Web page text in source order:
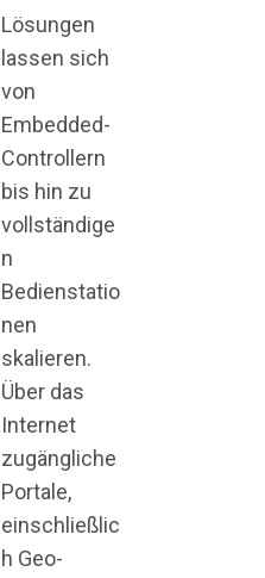
Lösungen
lassen sich
von
Embedded-
Controllern
bis hin zu
vollständige
n
Bedienstatio
nen
skalieren.
Über das
Internet
zugängliche
Portale,
einschließlic
h Geo-